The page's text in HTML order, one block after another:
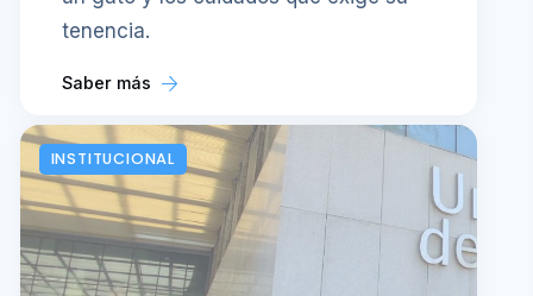
tenencia.
Saber más
INSTITUCIONAL